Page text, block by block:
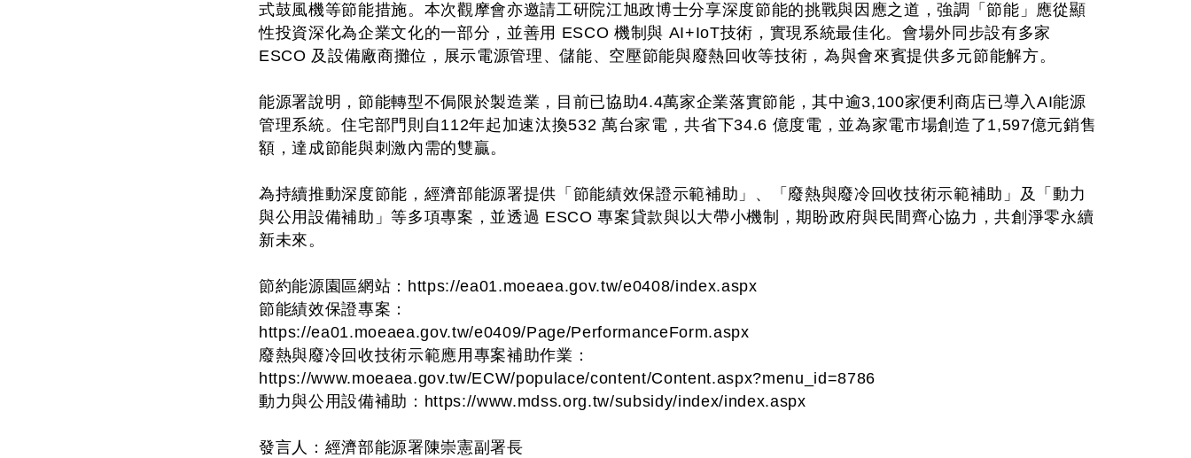
式鼓風機等節能措施。本次觀摩會亦邀請工研院江旭政博士分享深度節能的挑戰與因應之道，強調「節能」應從顯
性投資深化為企業文化的一部分，並善用 ESCO 機制與 AI+IoT技術，實現系統最佳化。會場外同步設有多家
ESCO 及設備廠商攤位，展示電源管理、儲能、空壓節能與廢熱回收等技術，為與會來賓提供多元節能解方。
能源署說明，節能轉型不侷限於製造業，目前已協助4.4萬家企業落實節能，其中逾3,100家便利商店已導入AI能源
管理系統。住宅部門則自112年起加速汰換532 萬台家電，共省下34.6 億度電，並為家電市場創造了1,597億元銷售
額，達成節能與刺激內需的雙贏。
為持續推動深度節能，經濟部能源署提供「節能績效保證示範補助」、「廢熱與廢冷回收技術示範補助」及「動力
與公用設備補助」等多項專案，並透過 ESCO 專案貸款與以大帶小機制，期盼政府與民間齊心協力，共創淨零永續
新未來。
節約能源園區網站：https://ea01.moeaea.gov.tw/e0408/index.aspx
節能績效保證專案：
https://ea01.moeaea.gov.tw/e0409/Page/PerformanceForm.aspx
廢熱與廢冷回收技術示範應用專案補助作業：
https://www.moeaea.gov.tw/ECW/populace/content/Content.aspx?menu_id=8786
動力與公用設備補助：https://www.mdss.org.tw/subsidy/index/index.aspx
發言人：經濟部能源署陳崇憲副署長